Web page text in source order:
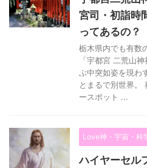
宮司・初詣時
ってあるの？
栃木県内でも有数
「宇都宮 二荒山
ぶ中突如姿を現わ
とまるで別世界。
ースポット ...
Love神・宇宙・科
ハイヤーセル